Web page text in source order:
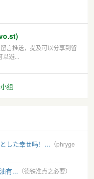
言推送，提及可以分享到留
避...
组
した幸せ吗！... （phryge
有... （德铁准点之必要）